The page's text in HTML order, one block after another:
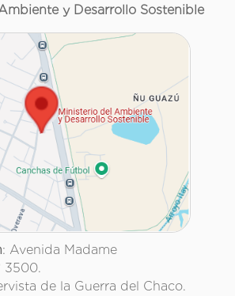
y Desarrollo Sostenible
: Avenida Madame
3500.
de la Guerra del Chaco.